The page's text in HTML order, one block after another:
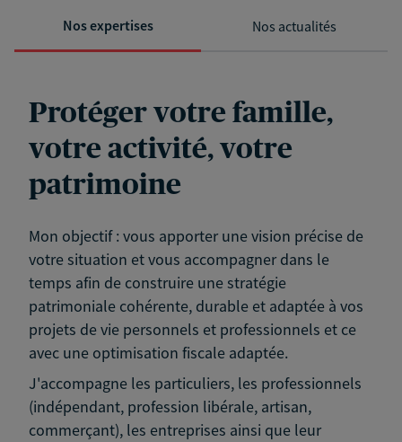
Nos expertises Nos actualités
Protéger votre famille,
votre activité, votre
patrimoine
Mon objectif : vous apporter une vision précise de
votre situation et vous accompagner dans le
temps afin de construire une stratégie
patrimoniale cohérente, durable et adaptée à vos
projets de vie personnels et professionnels et ce
avec une optimisation fiscale adaptée.
J'accompagne les particuliers, les professionnels
(indépendant, profession libérale, artisan,
commerçant), les entreprises ainsi que leur